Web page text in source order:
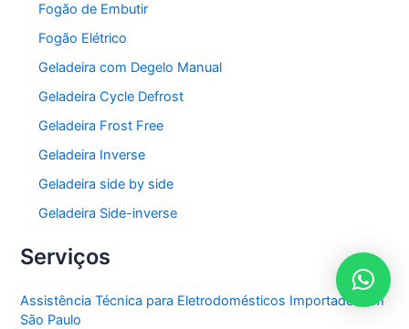
Fogão de Embutir
Fogão Elétrico
Geladeira com Degelo Manual
Geladeira Cycle Defrost
Geladeira Frost Free
Geladeira Inverse
Geladeira side by side
Geladeira Side-inverse
Serviços
Assistência Técnica para Eletrodomésticos Importados em
São Paulo